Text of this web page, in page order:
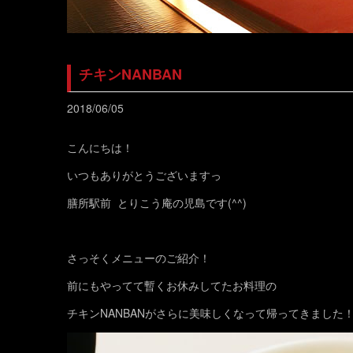
チキンNANBAN
2018/06/05
こんにちは！
いつもありがとうございますっ
膳所駅前 とりこう庵の児島です(^^)
さっそくメニューのご紹介！
前にもやってて暫くお休みしてたお料理の
チキンNANBANがさらに美味しくなって帰ってきました